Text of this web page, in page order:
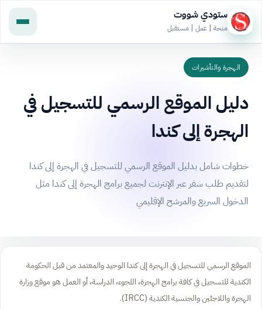
ستودي شووت
منحة | عمل | مستقبل
الهجرة والتأشيرات
دليل الموقع الرسمي للتسجيل في
الهجرة إلى كندا
خطوات شامل بدليل الموقع الرسمي للتسجيل في الهجرة إلى كندا
لتقديم طلب سفر عبر الإنترنت لجميع برامج الهجرة إلى كندا مثل
الدخول السريع والمرشح الإقليمي
الموقع الرسمي للتسجيل في الهجرة إلى كندا الوحيد والمعتمد من قبل الحكومة
الكندية للتسجيل في كافة برامج الهجرة، اللجوء، الدراسة، أو العمل هو موقع وزارة
الهجرة واللاجئين والجنسية الكندية (IRCC).